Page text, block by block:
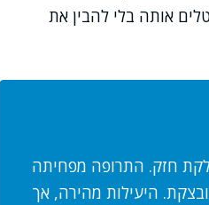
אותה בלי להבין את
חזק. התרופה מפחיתה
היעילות מהירה, אך